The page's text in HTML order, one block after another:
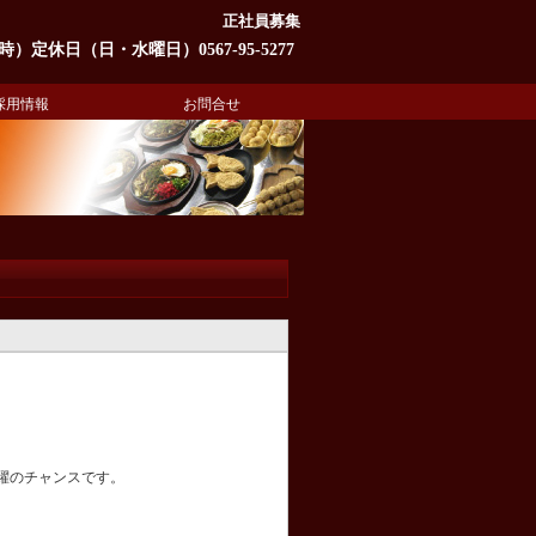
正社員募集
）定休日（日・水曜日）0567-95-5277
用情報 お問合せ
チャンスです。